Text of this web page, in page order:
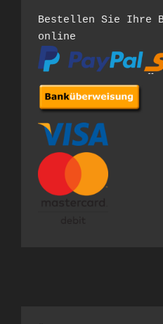
Bestellen Sie Ihre